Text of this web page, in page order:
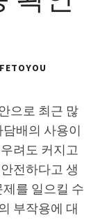
으로 최근 많
배의 사용이
려도 커지고
전하다고 생
를 일으킬 수
부작용에 대